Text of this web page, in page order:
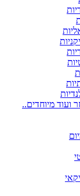
ועוד מיוחדים..